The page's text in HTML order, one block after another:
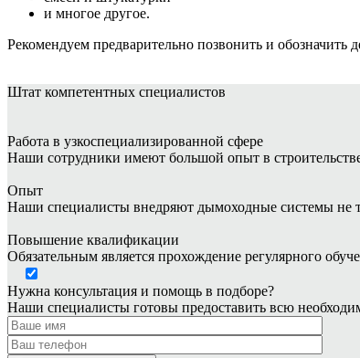
и многое другое.
Рекомендуем предварительно позвонить и
Штат компетентных специалистов
Работа в узкоспециализированной сфере
Наши сотрудники имеют большой опыт в
Опыт
Наши специалисты внедряют дымоходные системы не
Повышение квалификации
Обязательным является прохождение регулярного
Нужна консультация и помощь в подборе?
Наши специалисты готовы предоставить всю